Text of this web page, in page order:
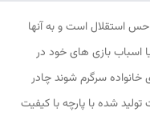
حس استقلال است و به آنها
اسباب بازی های خود در
سرگرم شوند چادر
شده با پارچه با کیفیت